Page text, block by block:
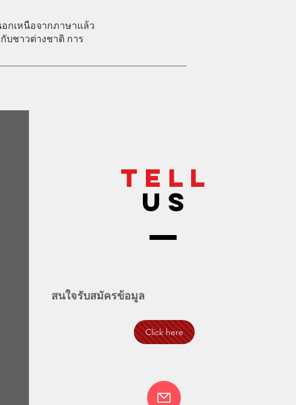
กเหนือจากภาษาแล้ว
บชาวต่างชาติ การ
TELL
US
Click here
สนใจรับสมัครข้อมูล